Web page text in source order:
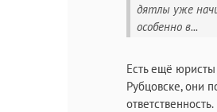
дятлы уже
особенно в...
Есть ещё
Рубцовске, они
ответственность.